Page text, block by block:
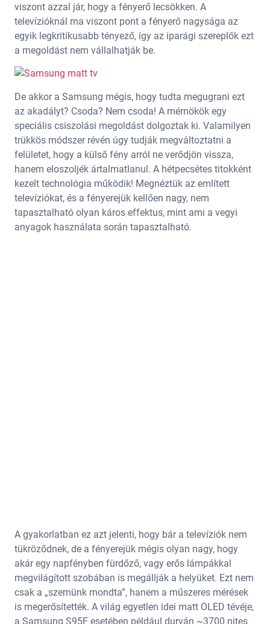
viszont azzal jár, hogy a fényerő lecsökken. A
televízióknál ma viszont pont a fényerő nagysága az
egyik legkritikusabb tényező, így az iparági szereplők ezt
a megoldást nem vállalhatják be.
De akkor a Samsung mégis, hogy tudta megugrani ezt
az akadályt? Csoda? Nem csoda! A mérnökök egy
speciális csiszolási megoldást dolgoztak ki. Valamilyen
trükkös módszer révén úgy tudják megváltoztatni a
felületet, hogy a külső fény arról ne verődjön vissza,
hanem eloszoljék ártalmatlanul. A hétpecsétes titokként
kezelt technológia működik! Megnéztük az említett
televíziókat, és a fényerejük kellően nagy, nem
tapasztalható olyan káros effektus, mint ami a vegyi
anyagok használata során tapasztalható.
A gyakorlatban ez azt jelenti, hogy bár a televíziók nem
tükröződnek, de a fényerejük mégis olyan nagy, hogy
akár egy napfényben fürdőző, vagy erős lámpákkal
megvilágított szobában is megállják a helyüket. Ezt nem
csak a „szemünk mondta”, hanem a műszeres mérések
is megerősítették. A világ egyetlen idei matt OLED tévéje,
a Samsung S95F esetében például durván ~3700 nites